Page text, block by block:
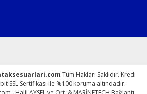
Tüm Hakları Saklıdır. Kredi
SSL Sertifikası ile %100 koruma altındadır.
: Halil AYSEL ve Ort. & MARİNETECH Bağlantı